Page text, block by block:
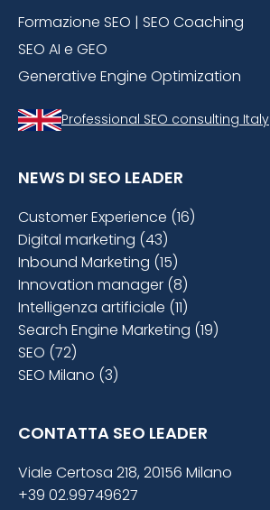
Formazione SEO | SEO Coaching
SEO AI e GEO
Generative Engine Optimization
Professional SEO consulting Italy
NEWS DI SEO LEADER
Customer Experience (16)
Digital marketing (43)
Inbound Marketing (15)
Innovation manager (8)
Intelligenza artificiale (11)
Search Engine Marketing (19)
SEO (72)
SEO Milano (3)
CONTATTA SEO LEADER
Viale Certosa 218, 20156 Milano
+39 02.99749627